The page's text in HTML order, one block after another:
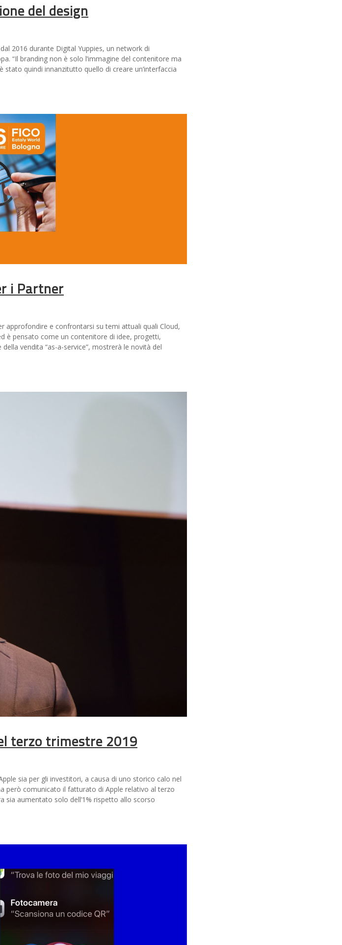
del design
2016 durante Digital Yuppies, un network di
“Il branding non è solo l’immagine del contenitore ma
stato quindi innanzitutto quello di creare un’interfaccia
i Partner
approfondire e confrontarsi su temi attuali quali Cloud,
è pensato come un contenitore di idee, progetti,
vendita “as-a-service”, mostrerà le novità del
terzo trimestre 2019
sia per gli investitori, a causa di uno storico calo nel
però comunicato il fatturato di Apple relativo al terzo
sia aumentato solo dell’1% rispetto allo scorso